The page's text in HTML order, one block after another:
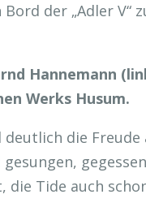
der „Adler V“
Hannemann
Werks Husum.
die
die Tide auch